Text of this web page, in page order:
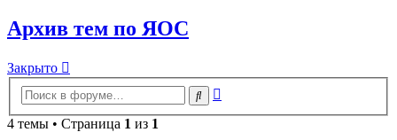
Архив тем по ЯОС
Закрыто
Поиск
4 темы • Страница 1 из 1